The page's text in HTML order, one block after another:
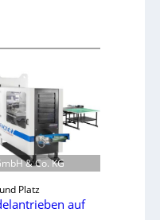
& Co. KG
Platz
auf